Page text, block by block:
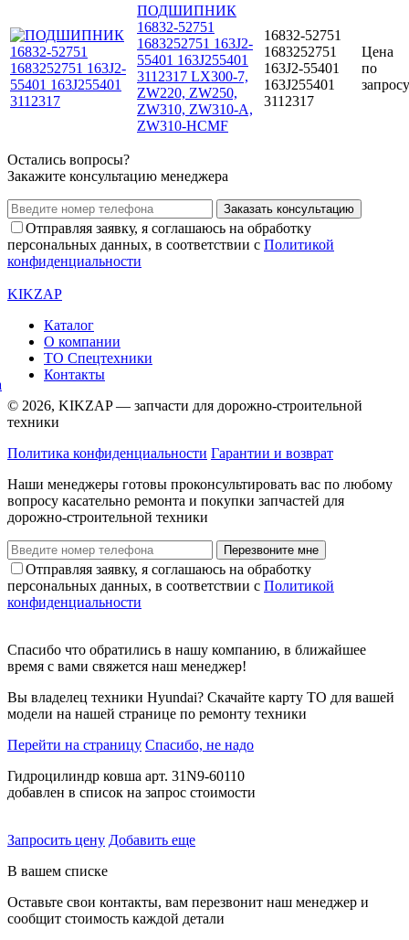
ПОДШИПНИК
16832-52751
1683252751 163J2-
55401 163J255401
3112317 LX300-7,
ZW220, ZW250,
ZW310, ZW310-A,
ZW310-HCMF
16832-52751
1683252751
163J2-55401
163J255401
3112317
Цена
по
запросу
Остались вопросы?
Закажите консультацию менеджера
Заказать консультацию
Отправляя заявку, я соглашаюсь на обработку
персональных данных, в соответствии с Политикой
конфиденциальности
KIKZAP
Каталог
О компании
ТО Спецтехники
Контакты
© 2026, KIKZAP — запчасти для дорожно-строительной
техники
Политика конфиденциальности Гарантии и возврат
Наши менеджеры готовы проконсультировать вас по любому
вопросу касательно ремонта и покупки запчастей для
дорожно-строительной техники
Перезвоните мне
Отправляя заявку, я соглашаюсь на обработку
персональных данных, в соответствии с Политикой
конфиденциальности
Спасибо что обратились в нашу компанию, в ближайшее
время с вами свяжется наш менеджер!
Вы владелец техники Hyundai? Скачайте карту ТО для вашей
модели на нашей странице по ремонту техники
Перейти на страницу Спасибо, не надо
Гидроцилиндр ковша арт. 31N9-60110
добавлен в список на запрос стоимости
Запросить цену Добавить еще
В вашем списке
Оставьте свои контакты, вам перезвонит наш менеджер и
сообщит стоимость каждой детали